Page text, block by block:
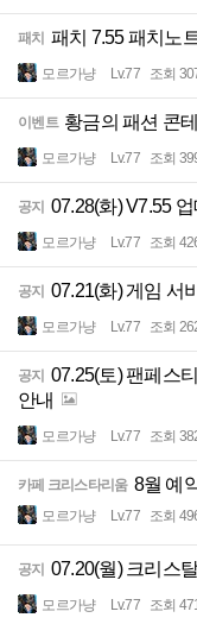
패치 패치 7.55 패치노
모르가냥 Lv.77 조회
이벤트 황금의 패션 콘
모르가냥 Lv.77 조회
공지 07.28(화) V7.55
모르가냥 Lv.77 조회
공지 07.21(화) 게임 서
모르가냥 Lv.77 조회
공지
07.25(토) 팬페스
안내
모르가냥 Lv.77 조회
카페 크리스타리움 8월 예
모르가냥 Lv.77 조회
공지 07.20(월) 크리스
모르가냥 Lv.77 조회